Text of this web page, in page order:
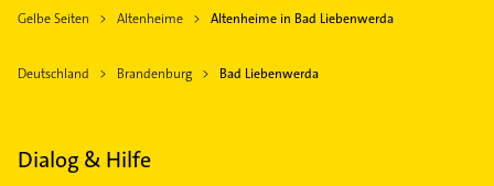
Gelbe Seiten Altenheime Altenheime in Bad Liebenwerda
Deutschland Brandenburg Bad Liebenwerda
Dialog & Hilfe